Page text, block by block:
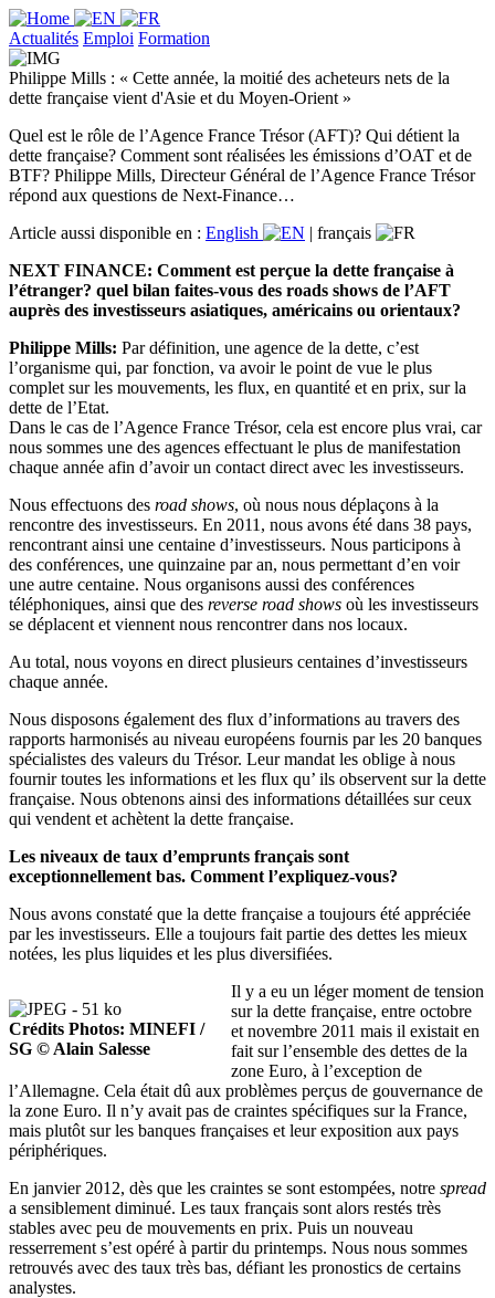
Actualités Emploi Formation
Philippe Mills : « Cette année, la moitié des acheteurs nets de la
dette française vient d'Asie et du Moyen-Orient »
Quel est le rôle de l’Agence France Trésor (AFT)? Qui détient la
dette française? Comment sont réalisées les émissions d’OAT et de
BTF? Philippe Mills, Directeur Général de l’Agence France Trésor
répond aux questions de Next-Finance…
Article aussi disponible en : English | français
NEXT FINANCE: Comment est perçue la dette française à
l’étranger? quel bilan faites-vous des roads shows de l’AFT
auprès des investisseurs asiatiques, américains ou orientaux?
Philippe Mills: Par définition, une agence de la dette, c’est
l’organisme qui, par fonction, va avoir le point de vue le plus
complet sur les mouvements, les flux, en quantité et en prix, sur la
dette de l’Etat.
Dans le cas de l’Agence France Trésor, cela est encore plus vrai, car
nous sommes une des agences effectuant le plus de manifestation
chaque année afin d’avoir un contact direct avec les investisseurs.
Nous effectuons des road shows, où nous nous déplaçons à la
rencontre des investisseurs. En 2011, nous avons été dans 38 pays,
rencontrant ainsi une centaine d’investisseurs. Nous participons à
des conférences, une quinzaine par an, nous permettant d’en voir
une autre centaine. Nous organisons aussi des conférences
téléphoniques, ainsi que des reverse road shows où les investisseurs
se déplacent et viennent nous rencontrer dans nos locaux.
Au total, nous voyons en direct plusieurs centaines d’investisseurs
chaque année.
Nous disposons également des flux d’informations au travers des
rapports harmonisés au niveau européens fournis par les 20 banques
spécialistes des valeurs du Trésor. Leur mandat les oblige à nous
fournir toutes les informations et les flux qu’ ils observent sur la dette
française. Nous obtenons ainsi des informations détaillées sur ceux
qui vendent et achètent la dette française.
Les niveaux de taux d’emprunts français sont
exceptionnellement bas. Comment l’expliquez-vous?
Nous avons constaté que la dette française a toujours été appréciée
par les investisseurs. Elle a toujours fait partie des dettes les mieux
notées, les plus liquides et les plus diversifiées.
Crédits Photos: MINEFI /
SG © Alain Salesse
Il y a eu un léger moment de tension
sur la dette française, entre octobre
et novembre 2011 mais il existait en
fait sur l’ensemble des dettes de la
zone Euro, à l’exception de
l’Allemagne. Cela était dû aux problèmes perçus de gouvernance de
la zone Euro. Il n’y avait pas de craintes spécifiques sur la France,
mais plutôt sur les banques françaises et leur exposition aux pays
périphériques.
En janvier 2012, dès que les craintes se sont estompées, notre spread
a sensiblement diminué. Les taux français sont alors restés très
stables avec peu de mouvements en prix. Puis un nouveau
resserrement s’est opéré à partir du printemps. Nous nous sommes
retrouvés avec des taux très bas, défiant les pronostics de certains
analystes.